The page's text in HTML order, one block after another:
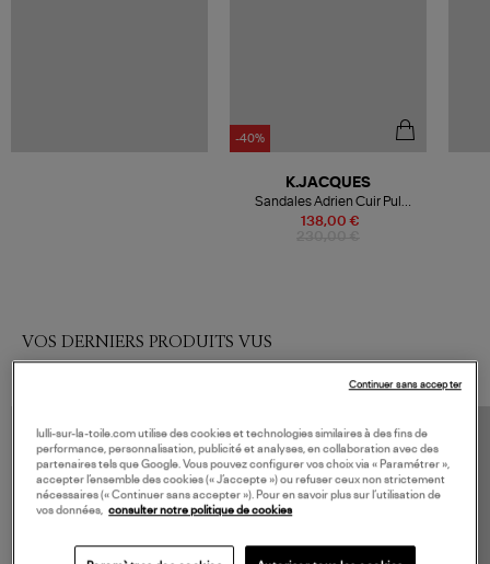
-40%
138,00 €
K.JACQUES
Sandales Adrien Cuir Pul
Naturel
VOS DERNIERS PRODUITS VUS
lulli-sur-la-toile.com utilise des cookies et technologies similaires à des fins de
performance, personnalisation, publicité et analyses, en collaboration avec des
partenaires tels que Google. Vous pouvez configurer vos choix via « Paramétrer »,
accepter l’ensemble des cookies (« J’accepte ») ou refuser ceux non strictement
nécessaires (« Continuer sans accepter »). Pour en savoir plus sur l’utilisation de
vos données, consulter notre politique de cookies
Continuer sans accepter